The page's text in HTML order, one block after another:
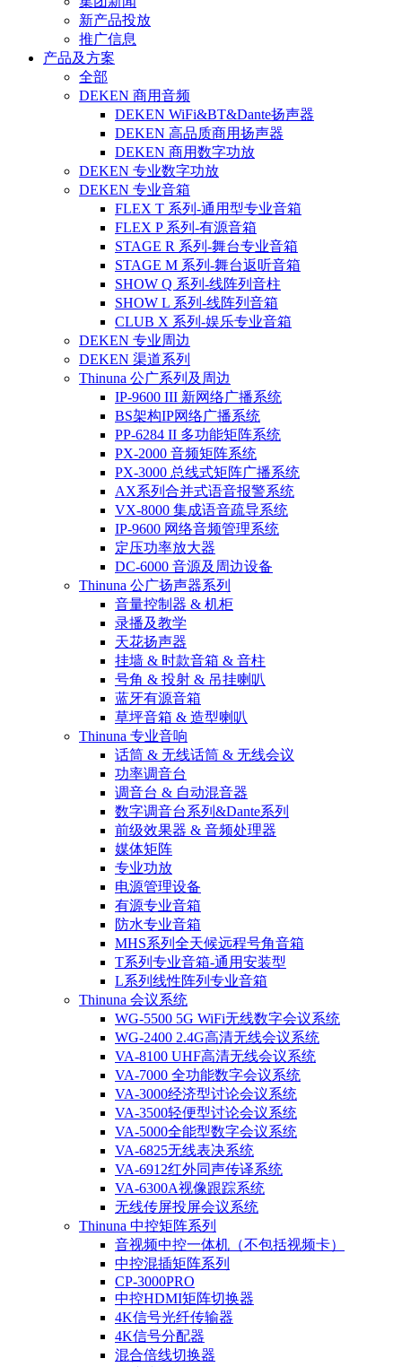
新产品投放
推广信息
产品及方案
全部
DEKEN 商用音频
DEKEN WiFi&BT&Dante扬声器
DEKEN 高品质商用扬声器
DEKEN 商用数字功放
DEKEN 专业数字功放
DEKEN 专业音箱
FLEX T 系列-通用型专业音箱
FLEX P 系列-有源音箱
STAGE R 系列-舞台专业音箱
STAGE M 系列-舞台返听音箱
SHOW Q 系列-线阵列音柱
SHOW L 系列-线阵列音箱
CLUB X 系列-娱乐专业音箱
DEKEN 专业周边
DEKEN 渠道系列
Thinuna 公广系列及周边
IP-9600 III 新网络广播系统
BS架构IP网络广播系统
PP-6284 II 多功能矩阵系统
PX-2000 音频矩阵系统
PX-3000 总线式矩阵广播系统
AX系列合并式语音报警系统
VX-8000 集成语音疏导系统
IP-9600 网络音频管理系统
定压功率放大器
DC-6000 音源及周边设备
Thinuna 公广扬声器系列
音量控制器 & 机柜
录播及教学
天花扬声器
挂墙 & 时款音箱 & 音柱
号角 & 投射 & 吊挂喇叭
蓝牙有源音箱
草坪音箱 & 造型喇叭
Thinuna 专业音响
话筒 & 无线话筒 & 无线会议
功率调音台
调音台 & 自动混音器
数字调音台系列&Dante系列
前级效果器 & 音频处理器
媒体矩阵
专业功放
电源管理设备
有源专业音箱
防水专业音箱
MHS系列全天候远程号角音箱
T系列专业音箱-通用安装型
L系列线性阵列专业音箱
Thinuna 会议系统
WG-5500 5G WiFi无线数字会议系统
WG-2400 2.4G高清无线会议系统
VA-8100 UHF高清无线会议系统
VA-7000 全功能数字会议系统
VA-3000经济型讨论会议系统
VA-3500轻便型讨论会议系统
VA-5000全能型数字会议系统
VA-6825无线表决系统
VA-6912红外同声传译系统
VA-6300A视像跟踪系统
无线传屏投屏会议系统
Thinuna 中控矩阵系列
音视频中控一体机（不包括视频卡）
中控混插矩阵系列
CP-3000PRO
中控HDMI矩阵切换器
4K信号光纤传输器
4K信号分配器
混合倍线切换器